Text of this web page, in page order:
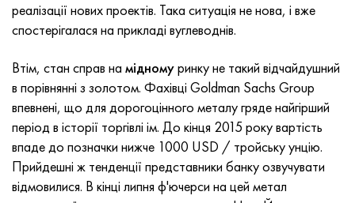
реалізації нових проектів. Така ситуація не нова, і вже
спостерігалася на прикладі вуглеводнів.
Втім, стан справ на мідномуринку не такий відчайдушний
в порівнянні з золотом. Фахівці Goldman Sachs Group
впевнені, що для дорогоцінного металу гряде найгірший
період в історії торгівлі ім. До кінця 2015 року вартість
впаде до позначки нижче 1000 USD / тройську унцію.
Прийдешні ж тенденції представники банку озвучувати
відмовилися. В кінці липня ф'ючерси на цей метал
maraging 250
Maraging 300
Maraging 350
MP35N
труба 50Н
Стрічка, коло, дріт 50НХС
Стрічка, коло, дріт 52Н
52К12Ф
ХН65ВМТЮ
Лист, круг, дріт ХН68ВКТЮ
Труба, круг, сплав ХН68ВМТЮК-вд
ХН70ВМТЮ
2B
АТ3
3М
ТЛ3
1.4542 - 17-4Ph®
1.4545 - 15-5Ph®
1.4548 - 17-4Ph®
1.4550 - aisi 347
13Х11Н2В2МФ
15х12внмф
15Х12Н2МВФАБ
15Х16К5Н2МВФАБ
C65500, CuAl11Fe3
C65100, CuSi1.5
Оловяно-свинцева бронза
c92200, CuSn6Zn4Pb2
АС14, 11SMnPb30
20ХН3А, aisi 4320, 20hn3a
20ХМ, 24CrMo5, 20hm
25ХГМ, 20CrMo5, 1.7264
Р12Ф3, 1.3318, sw12
Вуглецева сталь
У10,1.1645, C105W1
11G12, 110Г13Л, X120Mn12